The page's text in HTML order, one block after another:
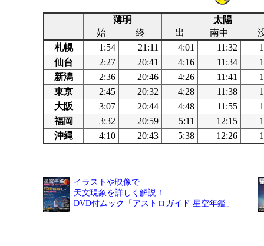
薄明
太陽
始
終 出 南中
札幌
1:54 21:11 4:01 11:32
仙台
2:27 20:41 4:16 11:34
新潟
2:36 20:46 4:26 11:41
東京
2:45 20:32 4:28 11:38
大阪
3:07 20:44 4:48 11:55
福岡
3:32 20:59 5:11 12:15
沖縄
4:10 20:43 5:38 12:26
イラストや映像で
天文現象を詳しく解説！
DVD付ムック「アストロガイド 星空年鑑」